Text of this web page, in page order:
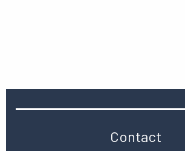
Contact